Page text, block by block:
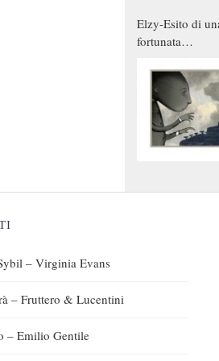
Elzy-Esito di
fortunata
– Virginia Evans
– Fruttero & Lucentini
– Emilio Gentile